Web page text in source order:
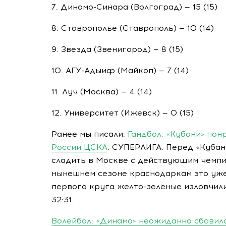
7. Динамо-Синара (Волгоград) — 15 (15)
8. Ставрополье (Ставрополь) — 10 (14)
9. Звезда (Звенигород) — 8 (15)
10. АГУ-Адыиф (Майкоп) — 7 (14)
11. Луч (Москва) — 4 (14)
12. Университет (Ижевск) — 0 (15)
Ранее мы писали: Гандбол: «Кубани»
России ЦСКА. СУПЕРЛИГА. Перед
сладить в Москве с действующим
нынешнем сезоне краснодаркам это
первого круга желто-зеленые
32:31.
Волейбол: «Динамо» неожиданно